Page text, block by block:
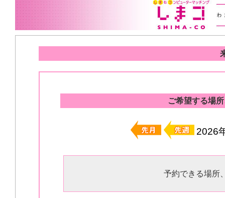
ご希望する場
2026
予約できる場所